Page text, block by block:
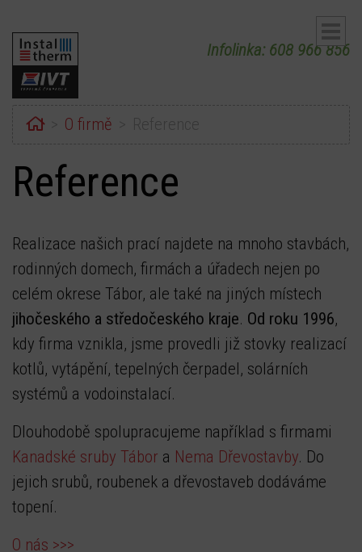
Infolinka: 608 966 856
HomeO firmě
Reference
Realizace našich prací najdete na mnoho stavbách,
rodinných domech, firmách a úřadech nejen po
celém okrese Tábor, ale také na jiných místech
jihočeského a středočeského kraje. Od roku 1996,
kdy firma vznikla, jsme provedli již stovky realizací
kotlů, vytápění, tepelných čerpadel, solárních
systémů a vodoinstalací.
Dlouhodobě spolupracujeme například s firmami
Kanadské sruby Tábor a Nema Dřevostavby. Do
jejich srubů, roubenek a dřevostaveb dodáváme
topení.
O nás >>>